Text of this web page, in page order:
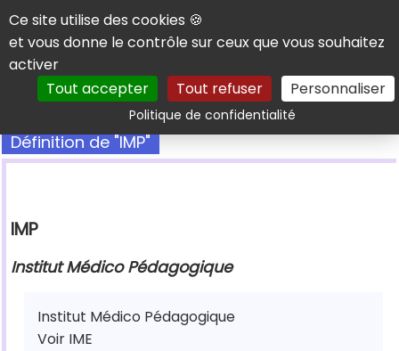
Panneau de gestion des cookies
Ce site utilise des cookies 🍪
et vous donne le contrôle sur ceux que vous souhaitez
activer
Tout accepter
Tout refuser Personnaliser
Politique de confidentialitéRechercher
Définition de "IMP"
IMP
Institut Médico Pédagogique
Institut Médico Pédagogique
Voir IME